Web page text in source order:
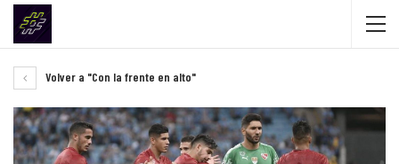
Volver a "Con la frente en alto"